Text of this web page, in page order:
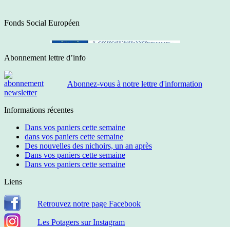
Fonds Social Européen
Abonnement lettre d’info
Abonnez-vous à notre lettre d'information
Informations récentes
Dans vos paniers cette semaine
dans vos paniers cette semaine
Des nouvelles des nichoirs, un an après
Dans vos paniers cette semaine
Dans vos paniers cette semaine
Liens
Retrouvez notre page Facebook
Les Potagers sur Instagram